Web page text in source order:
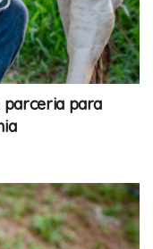
parceria para